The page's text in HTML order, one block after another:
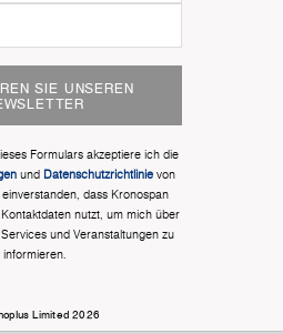
SIE UNSEREN
Formulars akzeptiere ich die
und Datenschutzrichtlinievon
dass Kronospan
nutzt, um mich über
und Veranstaltungen zu
informieren.
Limited 2026